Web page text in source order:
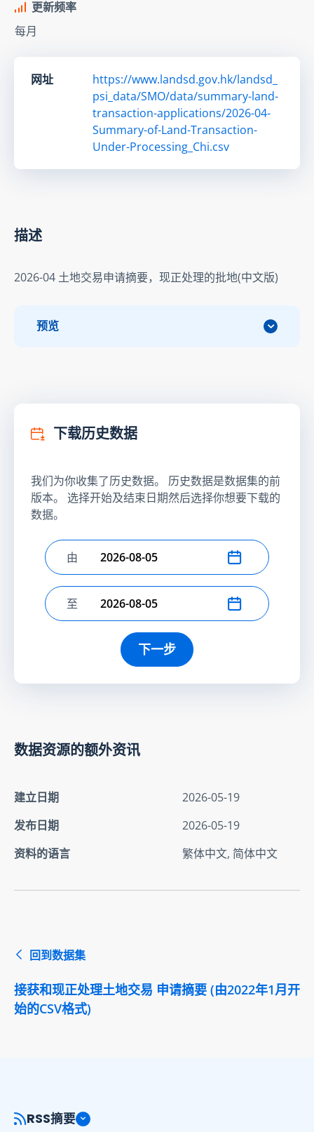
更新频率
每月
网址
https://www.landsd.gov.hk/landsd_
psi_data/SMO/data/summary-land-
transaction-applications/2026-04-
Summary-of-Land-Transaction-
Under-Processing_Chi.csv
描述
2026-04 土地交易申请摘要，现正处理的批地(中文版)
预览
下载历史数据
我们为你收集了历史数据。 历史数据是数据集的前
版本。 选择开始及结束日期然后选择你想要下载的
数据。
选择开始日期
由
选择结束日期
至
下一步
数据资源的额外资讯
建立日期
2026-05-19
发布日期
2026-05-19
资料的语言
繁体中文, 简体中文
回到数据集
接获和现正处理土地交易 申请摘要 (由2022年1月开
始的CSV格式)
RSS摘要